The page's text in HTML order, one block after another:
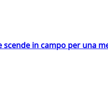
in campo per una